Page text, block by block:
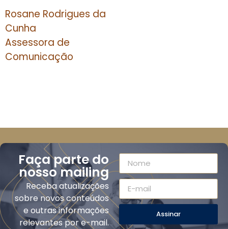
Rosane Rodrigues da
Cunha
Assessora de
Comunicação
Faça parte do
nosso mailing
Receba atualizações
sobre novos conteúdos
e outras informações
relevantes por e-mail.
Assinar